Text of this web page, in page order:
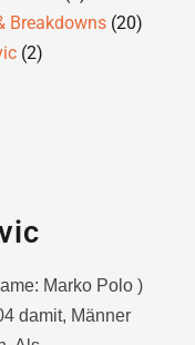
Breakdowns (20)
(2)
Marko Polo )
damit, Männer